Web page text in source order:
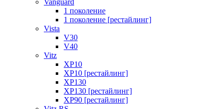
Vanguard
1 поколение
1 поколение [рестайлинг]
Vista
V30
V40
Vitz
XP10
XP10 [рестайлинг]
XP130
XP130 [рестайлинг]
XP90 [рестайлинг]